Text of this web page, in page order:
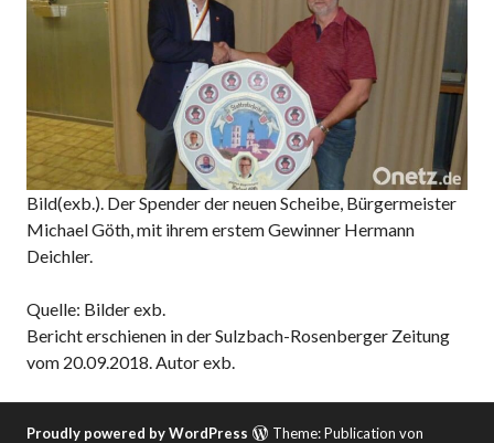
Bild(exb.). Der Spender der neuen Scheibe, Bürgermeister
Michael Göth, mit ihrem erstem Gewinner Hermann
Deichler.
Quelle: Bilder exb.
Bericht erschienen in der Sulzbach-Rosenberger Zeitung
vom 20.09.2018. Autor exb.
Proudly powered by WordPress Theme: Publication von